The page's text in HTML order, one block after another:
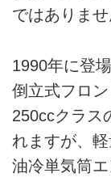
ではありませ
1990年に登
倒立式フロ
250ccクラス
れますが、
油冷単気筒エ